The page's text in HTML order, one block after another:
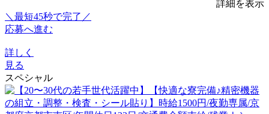
詳細を表示
＼最短45秒で完了／
応募へ進む
詳しく
見る
スペシャル